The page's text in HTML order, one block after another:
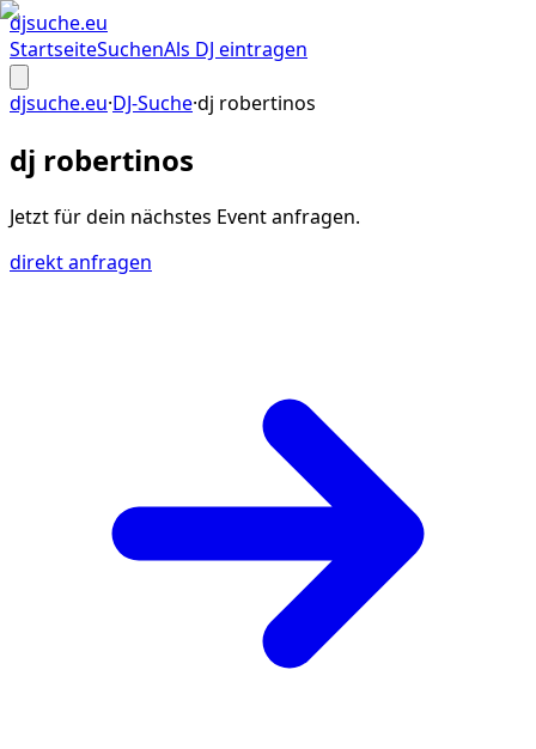
djsuche.eu
StartseiteSuchenAls DJ eintragen
djsuche.eu·DJ-Suche·dj robertinos
dj robertinos
Jetzt für dein nächstes Eventanfragen.
direkt anfragen